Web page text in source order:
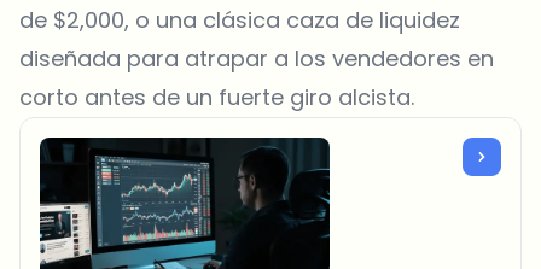
de $2,000, o una clásica caza de liquidez
diseñada para atrapar a los vendedores en
corto antes de un fuerte giro alcista.